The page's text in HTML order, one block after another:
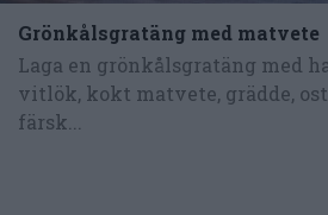
Grönkålsgratäng med matvete
Laga en grönkålsgratäng med
vitlök, kokt matvete, grädde,
färsk...